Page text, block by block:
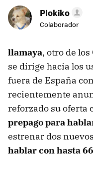
Plokiko
Colaborador
llamaya, otro de
se dirige hacia los
fuera de España
recientemente
reforzado su oferta
prepago para
estrenar dos
hablar con hasta